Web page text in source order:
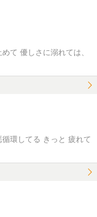
て 優しさに溺れては、
環してる きっと 疲れて